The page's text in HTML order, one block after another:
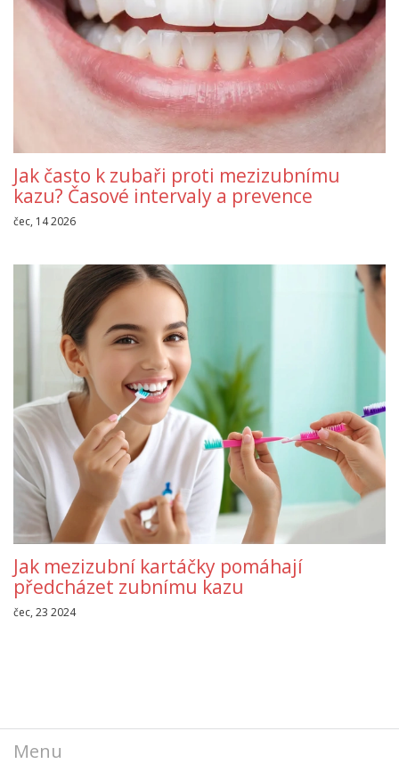
Jak často k zubaři proti mezizubnímu
kazu? Časové intervaly a prevence
čec, 14 2026
Jak mezizubní kartáčky pomáhají
předcházet zubnímu kazu
čec, 23 2024
Menu